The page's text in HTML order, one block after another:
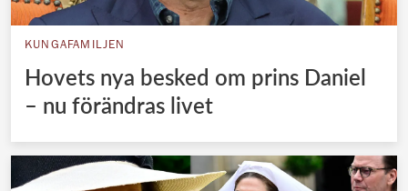
KUNGAFAMILJEN
Hovets nya besked om prins Daniel
– nu förändras livet